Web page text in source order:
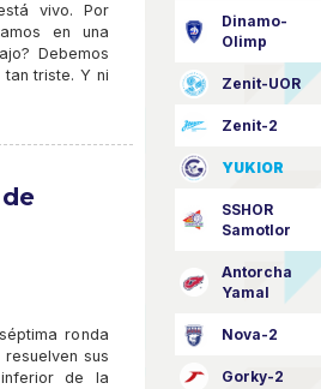
vivo. Por
en una
Debemos
triste. Y ni
ronda
sus
de la
Dinamo-
Olimp
Zenit-UOR
Zenit-2
YUKIOR
SSHOR
Samotlor
Antorcha
Yamal
Nova-2
Gorky-2